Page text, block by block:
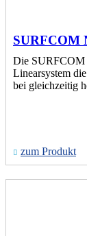
SURFCOM
Die SURFCOM
Linearsystem
bei gleichzeitig
zum Produkt